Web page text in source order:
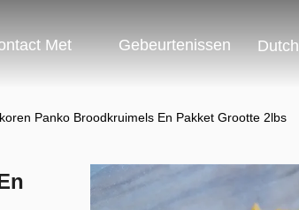
Met Gebeurtenissen Dutch
Panko Broodkruimels En Pakket Grootte 2lbs